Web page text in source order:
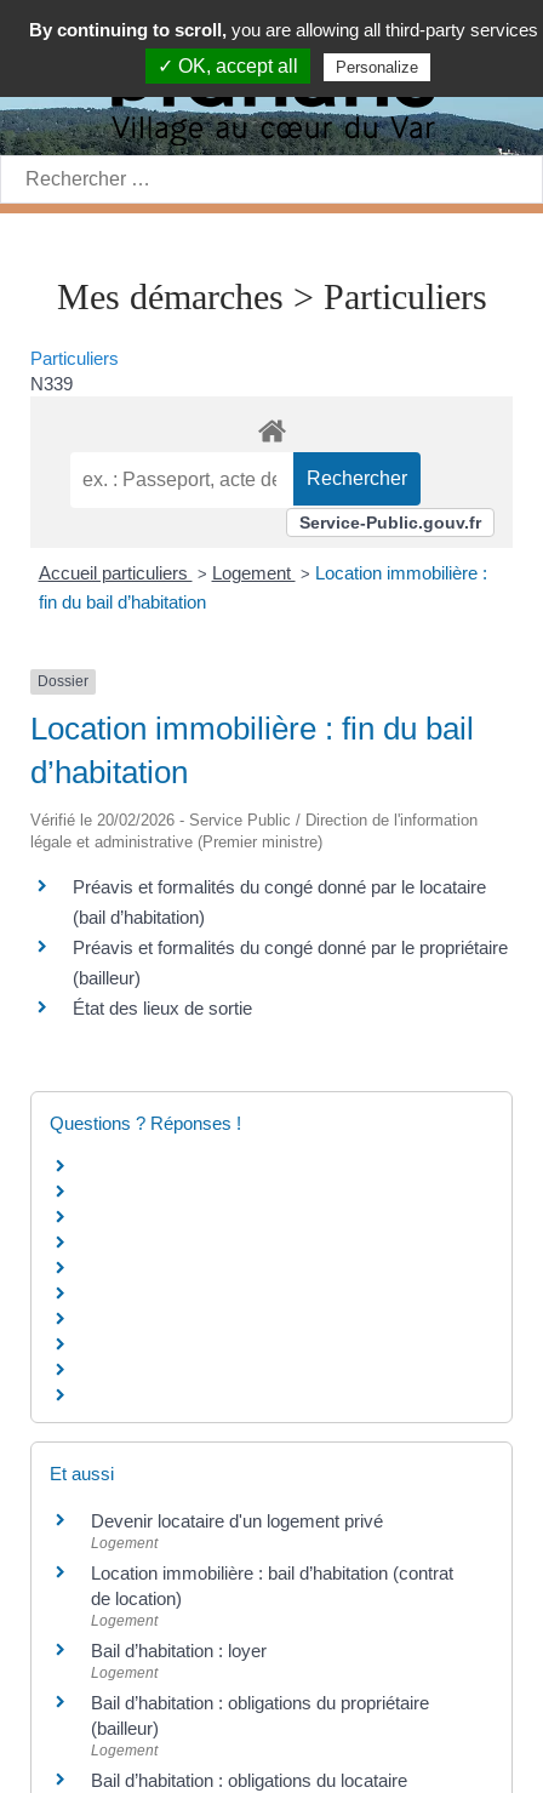
Rechercher:
Mes démarches > Particuliers
Particuliers
N339
Service-Public.gouv.fr
Accueil particuliers > Logement > Location immobilière :
fin du bail d’habitation
Dossier
Location immobilière : fin du bail
d’habitation
Vérifié le 20/02/2026 - Service Public / Direction de l'information
légale et administrative (Premier ministre)
Préavis et formalités du congé donné par le locataire
(bail d’habitation)
Préavis et formalités du congé donné par le propriétaire
(bailleur)
État des lieux de sortie
Questions ? Réponses !
Et aussi
Devenir locataire d'un logement privé
Logement
Location immobilière : bail d’habitation (contrat
de location)
Logement
Bail d’habitation : loyer
Logement
Bail d’habitation : obligations du propriétaire
(bailleur)
Logement
Bail d’habitation : obligations du locataire
By continuing to scroll, you are allowing all third-party services
✓ OK, accept all
Personalize